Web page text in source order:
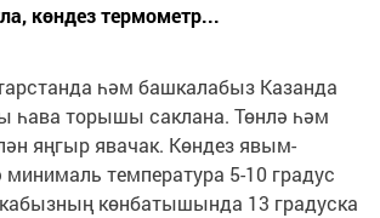
көндез термометр...
һәм башкалабыз Казанда
һава торышы саклана. Төнлә һәм
яңгыр явачак. Көндез явым-
температура 5-10 градус
көнбатышында 13 градуска